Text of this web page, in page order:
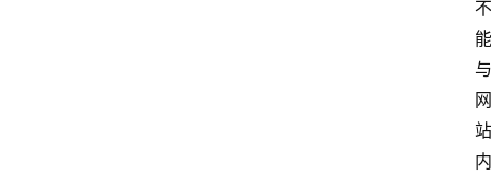
不
能
与
网
站
内